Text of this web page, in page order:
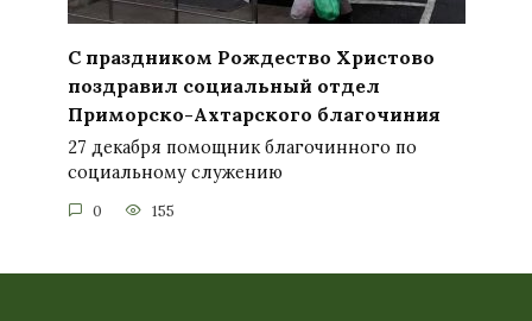
С праздником Рождество Христово
поздравил социальный отдел
Приморско-Ахтарского благочиния
27 декабря помощник благочинного по
социальному служению
0 155